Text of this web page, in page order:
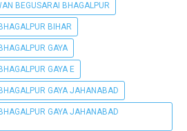
BEGUSARAI BHAGALPUR
BIHAR
GAYA
GAYA E
GAYA JAHANABAD
GAYA JAHANABAD